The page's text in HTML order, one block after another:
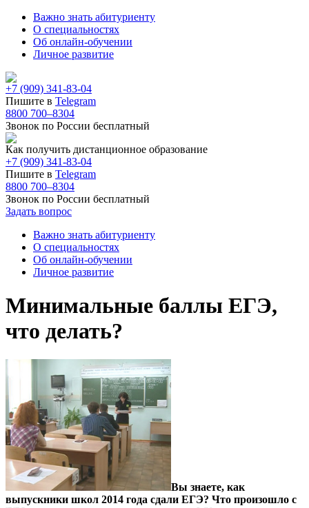
Важно знать абитуриенту
О специальностях
Об онлайн-обучении
Личное развитие
+7 (909) 341-83-04
Пишите в Telegram
8800 700–8304
Звонок по России бесплатный
Как получить дистанционное образование
+7 (909) 341-83-04
Пишите в Telegram
8800 700–8304
Звонок по России бесплатный
Задать вопрос
Важно знать абитуриенту
О специальностях
Об онлайн-обучении
Личное развитие
Минимальные баллы ЕГЭ,
что делать?
Вы знаете, как
выпускники школ 2014 года сдали ЕГЭ? Что произошло с